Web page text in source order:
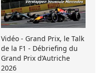
Vidéo - Grand Prix, le Talk
de la F1 - Débriefing du
Grand Prix d’Autriche
2026